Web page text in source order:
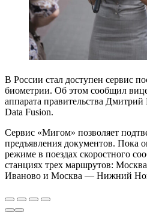
В России стал доступен сервис
биометрии. Об этом сообщил
аппарата правительства
Data Fusion.
Сервис «Мигом» позволяет
предъявления документов. Пока
режиме в поездах скоростного
станциях трех маршрутов:
Иваново и Москва — Нижний